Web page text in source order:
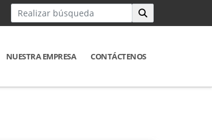
NUESTRA EMPRESA CONTÁCTENOS